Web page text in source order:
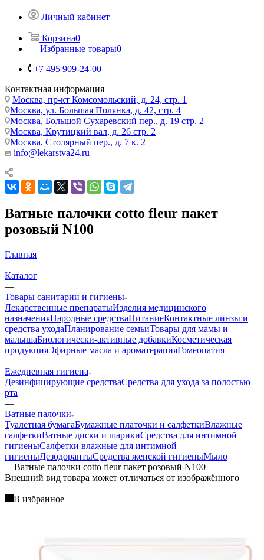
Личный кабинет
Корзина0
Избранные товары0
+7 495 909-24-00
Контактная информация
Москва, пр-кт Комсомольский, д. 24, стр. 1
Москва, ул. Большая Полянка, д. 42, стр. 4
Москва, Большой Сухаревский пер., д. 19 стр. 2
Москва, Крутицкий вал, д. 26 стр. 2
Москва, Столярный пер., д. 7 к. 2
info@lekarstva24.ru
Ватные палочки cotto fleur пакет
розовый N100
Главная
—
Каталог
—
Товары санитарии и гигиены
Лекарственные препаратыИзделия медицинского
назначенияНародные средстваПитаниеКонтактные линзы и
средства уходаПланирование семьиТовары для мамы и
малышаБиологически-активные добавкиКосметическая
продукцияЭфирные масла и ароматерапияГомеопатия
—
Ежедневная гигиена
Дезинфицирующие средстваСредства для ухода за полостью
рта
—
Ватные палочки
Туалетная бумагаБумажные платочки и салфеткиВлажные
салфеткиВатные диски и шарикиСредства для интимной
гигиеныСалфетки влажные для интимной
гигиеныДезодорантыСредства женской гигиеныМыло
—Ватные палочки cotto fleur пакет розовый N100
Bнешний вид товара может отличаться от изображённого
В избранное